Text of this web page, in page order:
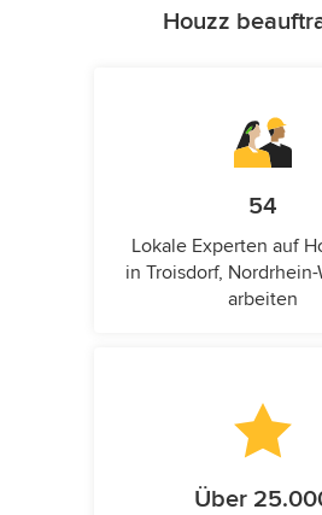
Houzz
54
Lokale Experten auf
in Troisdorf,
arbeiten
Über